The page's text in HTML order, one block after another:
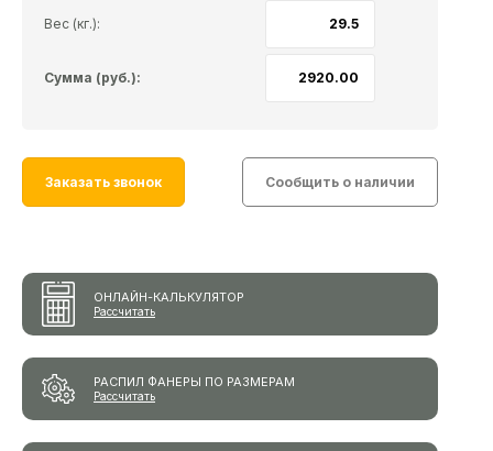
Вес (кг.):
Сумма (руб.):
Заказать звонок Сообщить о наличии
ОНЛАЙН-КАЛЬКУЛЯТОР
Рассчитать
РАСПИЛ ФАНЕРЫ ПО РАЗМЕРАМ
Рассчитать